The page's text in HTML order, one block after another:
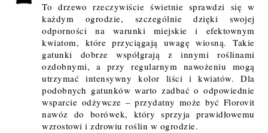
To drzewo rzeczywiście świetnie sprawdzi się w
każdym ogrodzie, szczególnie dzięki swojej
odporności na warunki miejskie i efektownym
kwiatom, które przyciągają uwagę wiosną. Takie
gatunki dobrze współgrają z innymi roślinami
ozdobnymi, a przy regularnym nawożeniu mogą
utrzymać intensywny kolor liści i kwiatów. Dla
podobnych gatunków warto zadbać o odpowiednie
wsparcie odżywcze – przydatny może być Florovit
nawóz do borówek, który sprzyja prawidłowemu
wzrostowi i zdrowiu roślin w ogrodzie.